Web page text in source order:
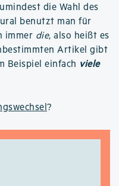
die Wahl des
benutzt man für
immer die, also heißt es
Artikel gibt
Beispiel einfach viele
?